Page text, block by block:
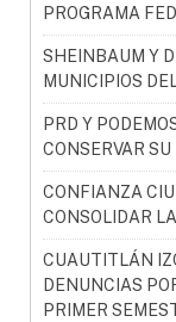
PROGRAMA
SHEINBAUM Y
MUNICIPIOS
PRD Y
CONSERVAR SU
CONFIANZA
CONSOLIDAR
CUAUTITLÁN
DENUNCIAS
PRIMER